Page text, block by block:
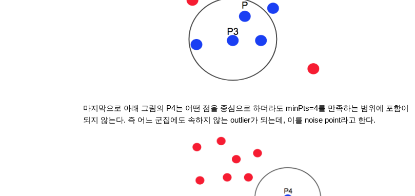
마지막으로 아래 그림의 P4는 어떤 점을 중심으로 하더라도 minPts=4를 만족하는 범위에 포함이
되지 않는다. 즉 어느 군집에도 속하지 않는 outlier가 되는데, 이를 noise point라고 한다.